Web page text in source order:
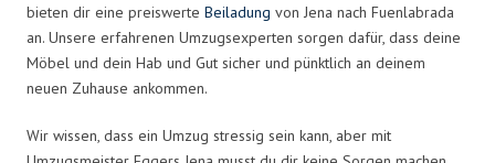
bieten dir eine preiswerte Beiladung von Jena nach Fuenlabrada
an. Unsere erfahrenen Umzugsexperten sorgen dafür, dass deine
Möbel und dein Hab und Gut sicher und pünktlich an deinem
neuen Zuhause ankommen.
Wir wissen, dass ein Umzug stressig sein kann, aber mit